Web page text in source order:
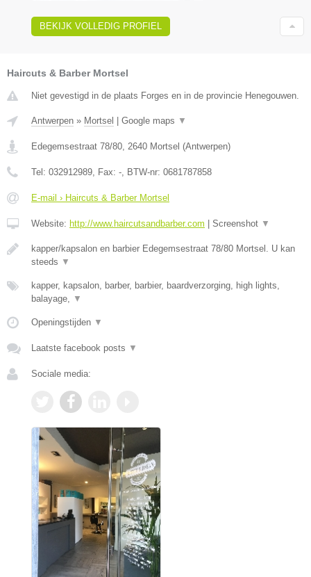
BEKIJK VOLLEDIG PROFIEL
Haircuts & Barber Mortsel
Niet gevestigd in de plaats Forges en in de provincie Henegouwen.
Antwerpen » Mortsel Google maps ▼
Edegemsestraat 78/80, 2640 Mortsel (Antwerpen)
Tel: 032912989, Fax: -, BTW-nr: 0681787858
E-mail › Haircuts & Barber Mortsel
Website: http://www.haircutsandbarber.com Screenshot ▼
kapper/kapsalon en barbier Edegemsestraat 78/80 Mortsel. U kan
steeds ▼
kapper, kapsalon, barber, barbier, baardverzorging, high lights,
balayage, ▼
Openingstijden ▼
Laatste facebook posts ▼
Sociale media: